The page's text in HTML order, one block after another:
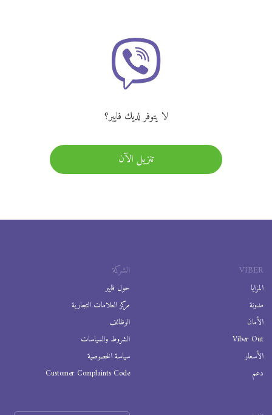
لا يتوفر لديك فايبر؟
تنزيل الآن
VIBER
المزايا
مدونة
الأمان
Viber Out
الأسعار
دعم
الشركة
حول فايبر
مركز العلامات التجارية
الوظائف
الشروط والسياسات
سياسة الخصوصية
Customer Complaints Code